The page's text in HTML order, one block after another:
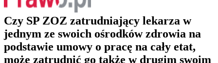
Czy SP ZOZ zatrudniający lekarza w
jednym ze swoich ośrodków zdrowia na
podstawie umowy o pracę na cały etat,
może zatrudnić go także w drugim swoim